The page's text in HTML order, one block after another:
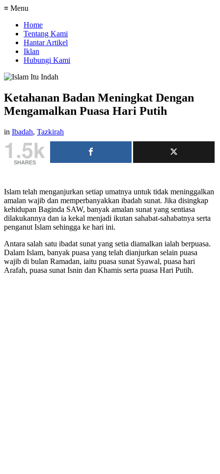
≡ Menu
Home
Tentang Kami
Hantar Artikel
Iklan
Hubungi Kami
Ketahanan Badan Meningkat Dengan
Mengamalkan Puasa Hari Putih
in Ibadah, Tazkirah
1.5k
SHARES
Islam telah menganjurkan setiap umatnya untuk tidak meninggalkan
amalan wajib dan memperbanyakkan ibadah sunat. Jika disingkap
kehidupan Baginda SAW, banyak amalan sunat yang sentiasa
dilakukannya dan ia kekal menjadi ikutan sahabat-sahabatnya serta
penganut Islam sehingga ke hari ini.
Antara salah satu ibadat sunat yang setia diamalkan ialah berpuasa.
Dalam Islam, banyak puasa yang telah dianjurkan selain puasa
wajib di bulan Ramadan, iaitu puasa sunat Syawal, puasa hari
Arafah, puasa sunat Isnin dan Khamis serta puasa Hari Putih.